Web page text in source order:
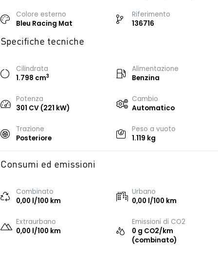
Colore esterno
Bleu Racing Mat
Riferimento
136716
Specifiche tecniche
Cilindrata
1.798 cm3
Alimentazione
Benzina
Potenza
301 CV (221 kW)
Cambio
Automatico
Trazione
Posteriore
Peso a vuoto
1.119 kg
Consumi ed emissioni
Combinato
0,00 l/100 km
Urbano
0,00 l/100 km
Extraurbano
0,00 l/100 km
Emissioni di CO2
0 g CO2/km
(combinato)